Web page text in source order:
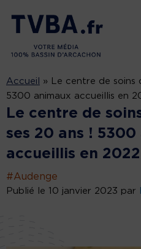
Accueil »
Le centre de soins
5300 animaux accueillis en
Le centre de
ses 20 ans ! 5300
accueillis en 2022
#Audenge
Publié le 10 janvier 2023 par